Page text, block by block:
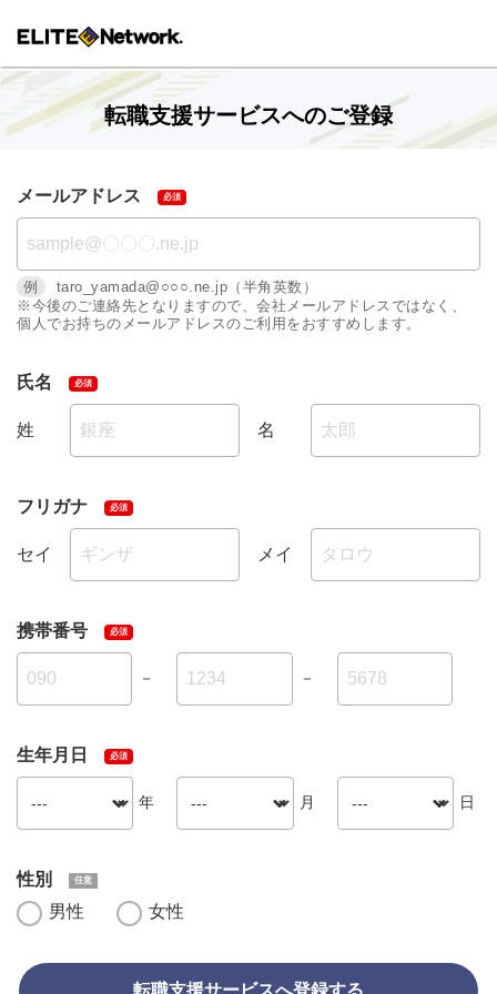
転職支援サービスへのご登録
メールアドレス
例
taro_yamada@○○○.ne.jp（半角英数）
※今後のご連絡先となりますので、会社メールアドレスではなく、
個人でお持ちのメールアドレスのご利用をおすすめします。
氏名
姓 名
フリガナ
セイ メイ
携帯番号
－ －
生年月日
年 月 日
性別
男性
女性
転職支援サービスへ登録する